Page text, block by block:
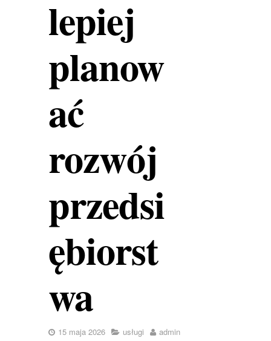
lepiej
planow
ać
rozwój
przedsi
ębiorst
wa
15 maja 2026 usługi admin